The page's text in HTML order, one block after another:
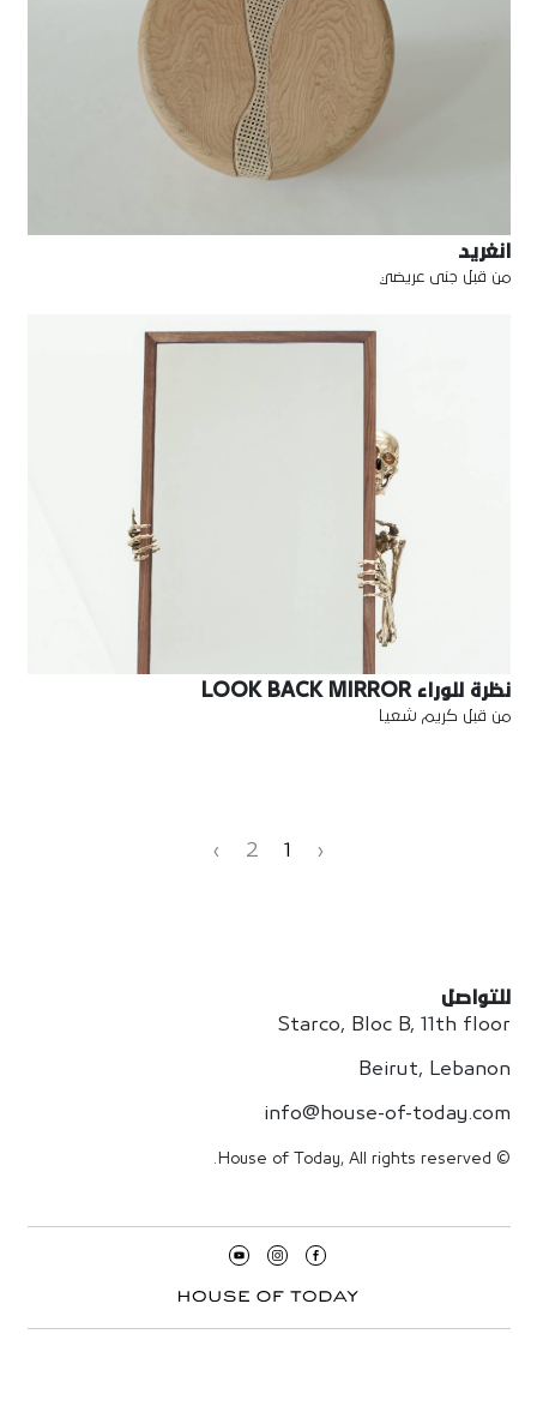
انغريد
من قبل جنى عريضي
نظرة للوراء LOOK BACK MIRROR
من قبل كريم شعيا
‹
2
›
للتواصل
Starco, Bloc B, 11th floor
Beirut, Lebanon
info@house-of-today.com
© House of Today, All rights reserved.